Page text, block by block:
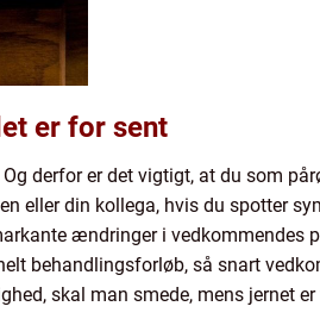
er for sent
derfor er det vigtigt, at du som
eller din kollega, hvis du spotter
ændringer i vedkommendes
behandlingsforløb, så snart
skal man smede, mens jernet er